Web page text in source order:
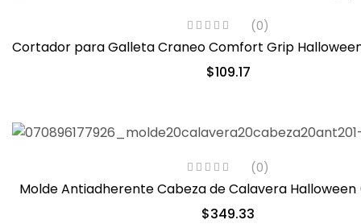
(0)
Cortador para Galleta Craneo Comfort Grip
$109.17
(0)
Molde Antiadherente Cabeza de Calavera Halloween
$349.33